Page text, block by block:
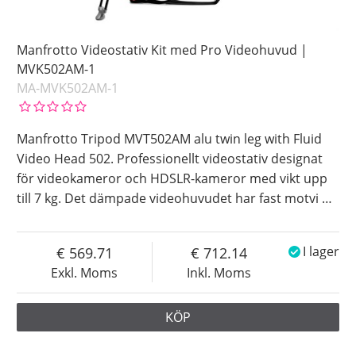
Manfrotto Videostativ Kit med Pro Videohuvud |
MVK502AM-1
MA-MVK502AM-1
Manfrotto Tripod MVT502AM alu twin leg with Fluid
Video Head 502. Professionellt videostativ designat
för videokameror och HDSLR-kameror med vikt upp
till 7 kg. Det dämpade videohuvudet har fast motvi …
Exkl. Moms
569.71
Inkl. Moms
712.14 I lager
KÖP